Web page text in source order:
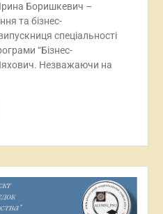
Ірина Боришкевич –
та бізнес-
спеціальності
“Бізнес-
Незважаючи на